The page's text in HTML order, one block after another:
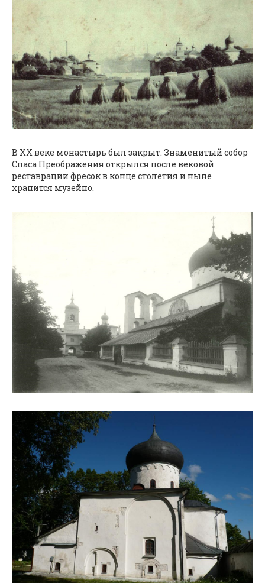
В XX веке монастырь был закрыт. Знаменитый собор
Спаса Преображения открылся после вековой
реставрации фресок в конце столетия и ныне
хранится музейно.